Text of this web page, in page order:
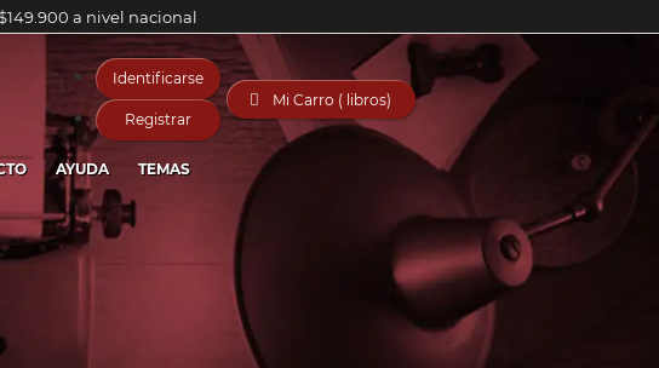
a nivel nacional
Identificarse
Registrar
 Mi Carro ( libros)
AYUDA TEMAS